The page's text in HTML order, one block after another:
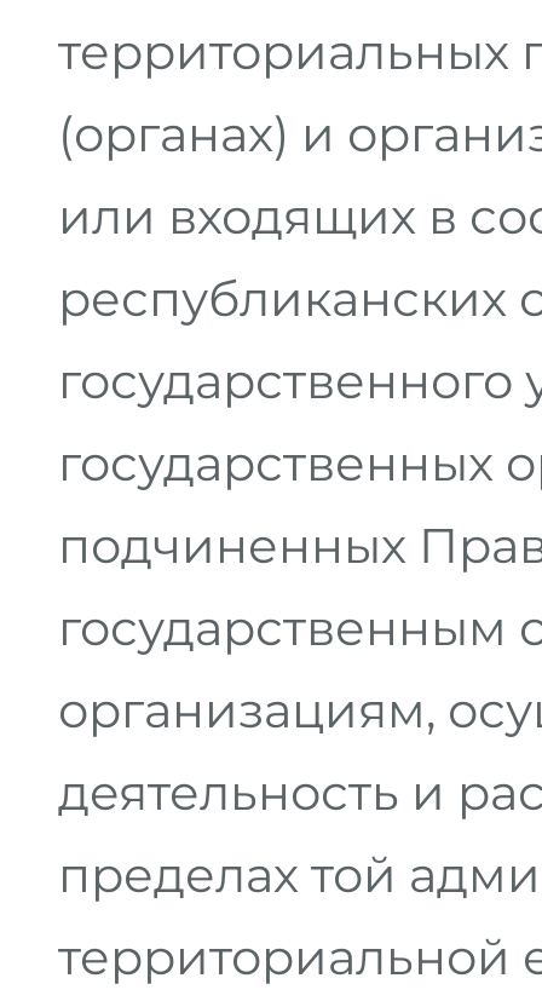
территориальных
(органах) и
или входящих в
республиканских
государственных
подчиненных
государственным
организациям,
деятельность и
пределах той
территориальной